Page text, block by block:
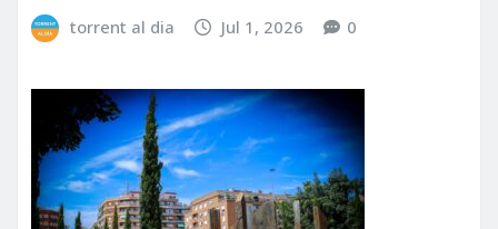
torrent al dia Jul 1, 2026 0